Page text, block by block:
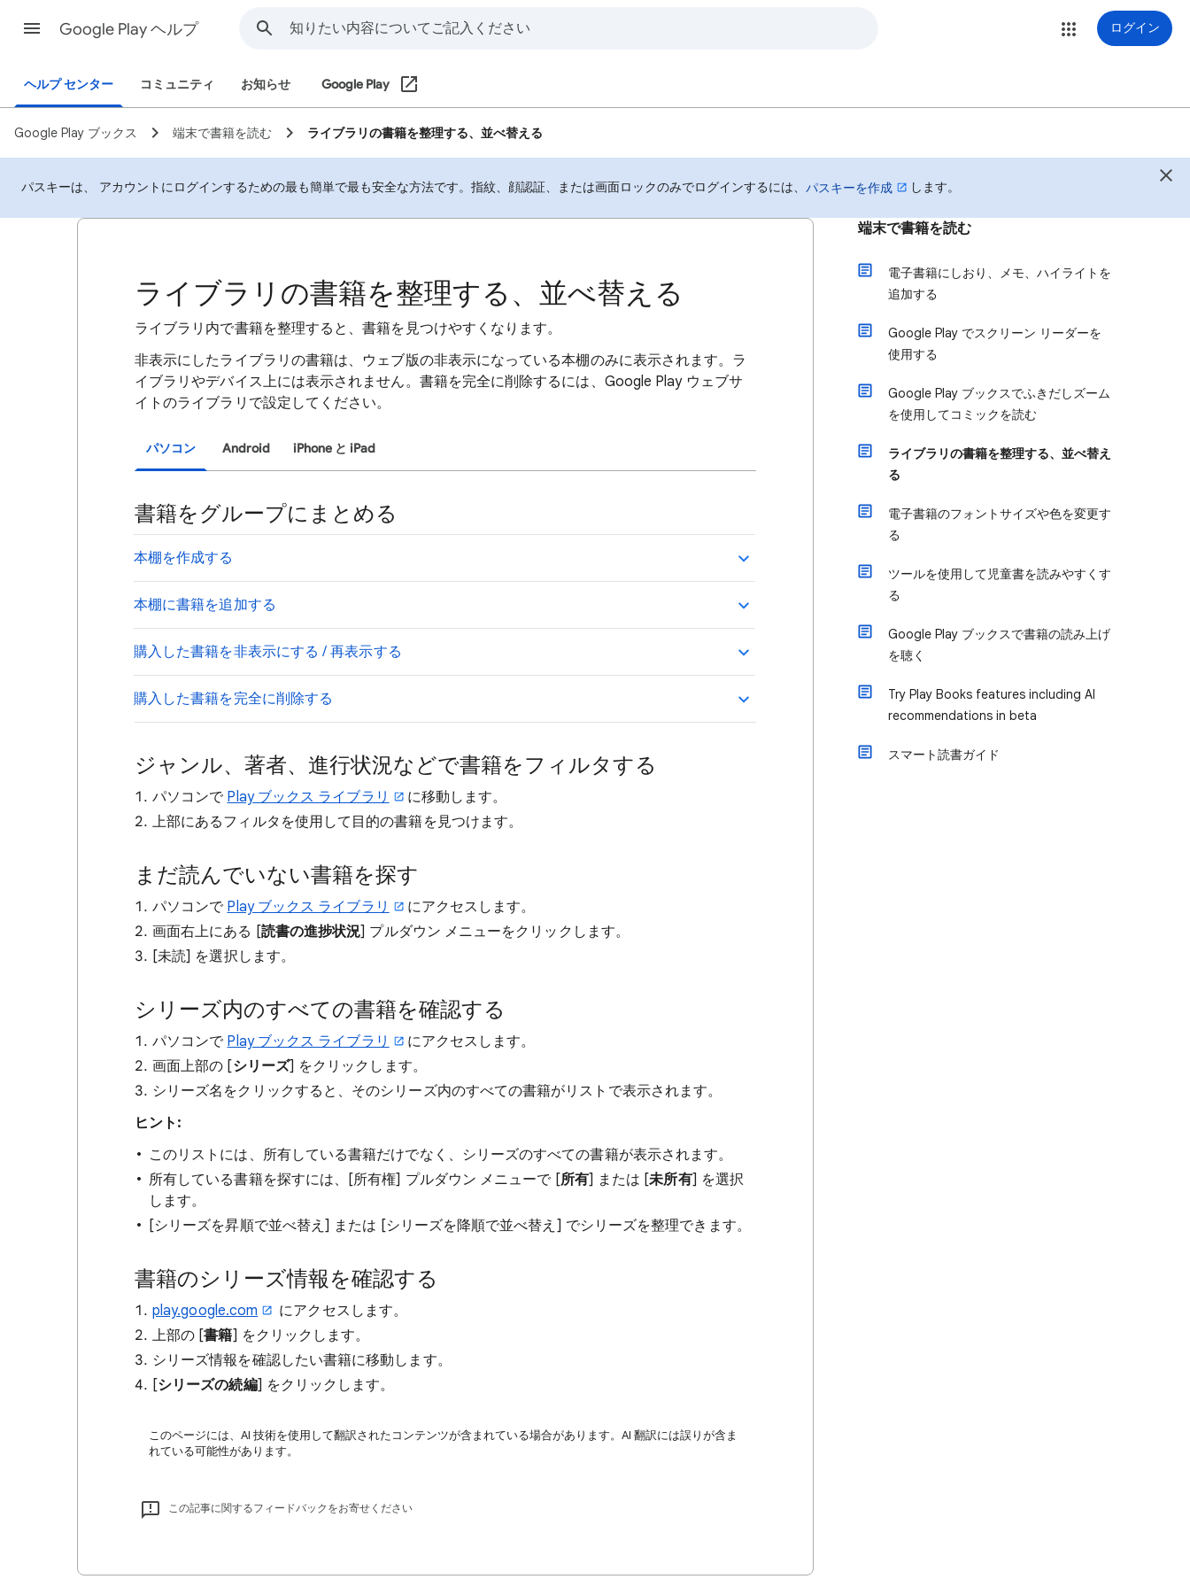
Google Play ヘルプ ログイン
ヘルプ センター コミュニティ お知らせ Google Play
Google Play ブックス 端末で書籍を読む ライブラリの書籍を整理する、並べ替える
パスキーは、 アカウントにログインするための最も簡単で最も安全な方法です。指紋、顔認証、または画面ロックのみでログインするには、 パスキーを作成 します。
ライブラリの書籍を整理する、並べ替える
ライブラリ内で書籍を整理すると、書籍を見つけやすくなります。​
非表示にしたライブラリの書籍は、ウェブ版の非表示になっている本棚のみに表示されます。ラ
イブラリやデバイス上には表示されません。書籍を完全に削除するには、Google Play ウェブサ
イトのライブラリで設定してください。
パソコン Android iPhone と iPad
書籍をグループにまとめる
本棚を作成する
本棚に書籍を追加する
購入した書籍を非表示にする / 再表示する
購入した書籍を完全に削除する
ジャンル、著者、進行状況などで書籍をフィルタする
パソコンで Play ブックス ライブラリ
に移動します。
上部にあるフィルタを使用して目的の書籍を見つけます。
まだ読んでいない書籍を探す
パソコンで Play ブックス ライブラリ
にアクセスします。
画面右上にある [読書の進捗状況] プルダウン メニューをクリックします。
[未読] を選択します。
シリーズ内のすべての書籍を確認する
パソコンで Play ブックス ライブラリ
にアクセスします。
画面上部の [シリーズ] をクリックします。
シリーズ名をクリックすると、そのシリーズ内のすべての書籍がリストで表示されます。
ヒント:
このリストには、所有している書籍だけでなく、シリーズのすべての書籍が表示されます。
所有している書籍を探すには、[所有権] プルダウン メニューで [所有] または [未所有] を選択
します。
[シリーズを昇順で並べ替え] または [シリーズを降順で並べ替え] でシリーズを整理できます。
書籍のシリーズ情報を確認する
play.google.com
にアクセスします。
上部の [書籍] をクリックします。
シリーズ情報を確認したい書籍に移動します。
[シリーズの続編] をクリックします。
このページには、AI 技術を使用して翻訳されたコンテンツが含まれている場合があります。AI 翻訳には誤りが含ま
れている可能性があります。
この記事に関するフィードバックをお寄せください
端末で書籍を読む
電子書籍にしおり、メモ、ハイライトを
追加する
Google Play でスクリーン リーダーを
使用する
Google Play ブックスでふきだしズーム
を使用してコミックを読む
ライブラリの書籍を整理する、並べ替え
る
電子書籍のフォントサイズや色を変更す
る
ツールを使用して児童書を読みやすくす
る
Google Play ブックスで書籍の読み上げ
を聴く
Try Play Books features including AI
recommendations in beta
スマート読書ガイド